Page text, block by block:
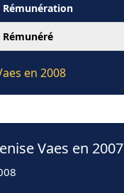
Rémunération
Rémunéré
en 2008
Vaes en 2007